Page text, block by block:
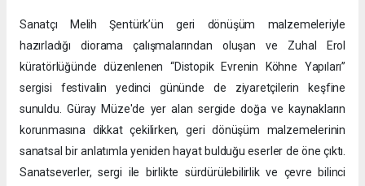
Sanatçı Melih Şentürk’ün geri dönüşüm malzemeleriyle
hazırladığı diorama çalışmalarından oluşan ve Zuhal Erol
küratörlüğünde düzenlenen “Distopik Evrenin Köhne Yapıları”
sergisi festivalin yedinci gününde de ziyaretçilerin keşfine
sunuldu. Güray Müze'de yer alan sergide doğa ve kaynakların
korunmasına dikkat çekilirken, geri dönüşüm malzemelerinin
sanatsal bir anlatımla yeniden hayat bulduğu eserler de öne çıktı.
Sanatseverler, sergi ile birlikte sürdürülebilirlik ve çevre bilinci